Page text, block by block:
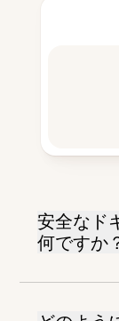
安全なド
何ですか